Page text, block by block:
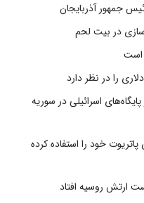
جمهور آذربایجان
در بیت‌ لحم
است
اسرائیلی در سوریه
موشک‌های پاتریوت خود را استفاده کرده
ارتش روسیه افتاد